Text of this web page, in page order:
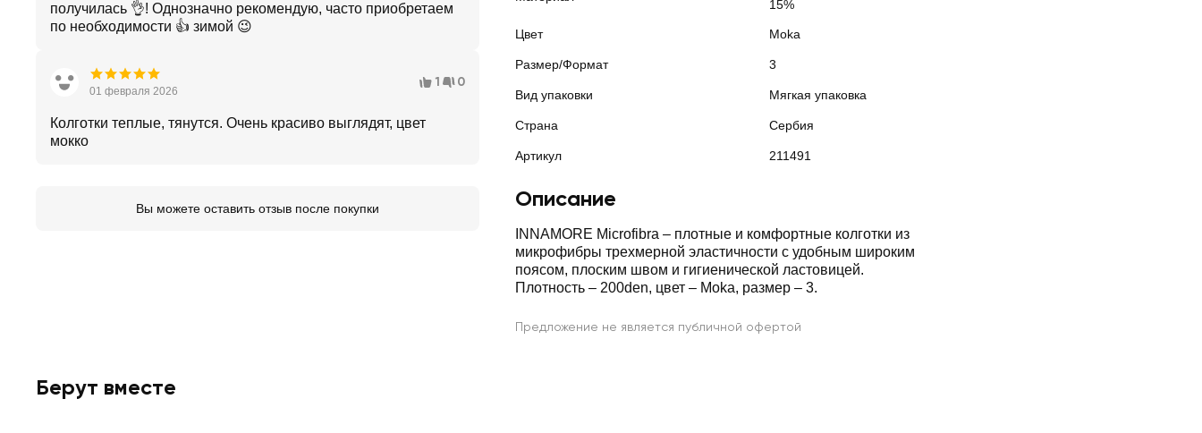
15%
Цвет Moka
Размер/Формат 3
Вид упаковки Мягкая упаковка
Страна Сербия
Артикул 211491
Описание
INNAMORE Microfibra – плотные и комфортные колготки из
микрофибры трехмерной эластичности с удобным широким
поясом, плоским швом и гигиенической ластовицей.
Плотность – 200den, цвет – Moka, размер – 3.
Предложение не является публичной офертой
получилась 👌! Однозначно рекомендую, часто приобретаем
по необходимости 👍 зимой 😉
01 февраля 2026
1 0
Колготки теплые, тянутся. Очень красиво выглядят, цвет
мокко
Вы можете оставить отзыв после покупки
Берут вместе